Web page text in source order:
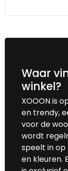
Waar
winkel?
XOOON is
en trendy,
voor de
wordt
speelt in op
en kleuren.